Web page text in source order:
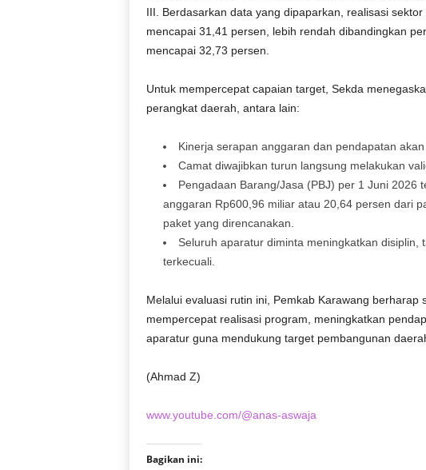
III. Berdasarkan data yang dipaparkan, realisasi
mencapai 31,41 persen, lebih rendah dibandingkan
mencapai 32,73 persen.
Untuk mempercepat capaian target, Sekda
perangkat daerah, antara lain:
Kinerja serapan anggaran dan pendapatan
Camat diwajibkan turun langsung melakukan
Pengadaan Barang/Jasa (PBJ) per 1 Juni 2026
anggaran Rp600,96 miliar atau 20,64 persen dari
paket yang direncanakan.
Seluruh aparatur diminta meningkatkan
terkecuali.
Melalui evaluasi rutin ini, Pemkab Karawang berharap
mempercepat realisasi program, meningkatkan
aparatur guna mendukung target pembangunan
(Ahmad Z)
www.youtube.com/@anas-aswaja
Bagikan ini: